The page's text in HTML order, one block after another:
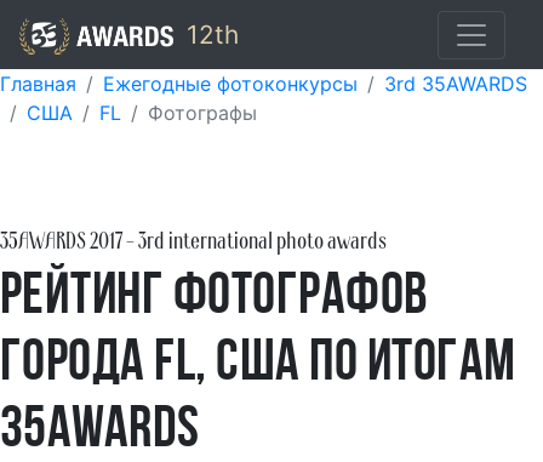
12th
Главная Ежегодные фотоконкурсы
3rd 35AWARDS
США
FL Фотографы
35AWARDS2017- 3rd international photo awards
Рейтинг фотографов
города FL, США по итогам
35AWARDS